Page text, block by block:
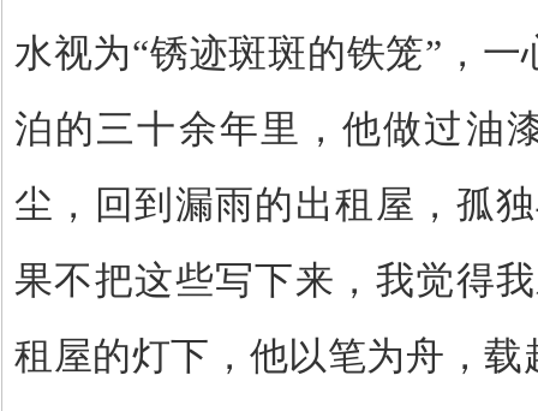
水视为“锈迹斑斑的铁笼” ，
泊的三十余年里，他做过油
尘，回到漏雨的出租屋，孤
果不把这些写下来，我觉得
租屋的灯下，他以笔为舟，